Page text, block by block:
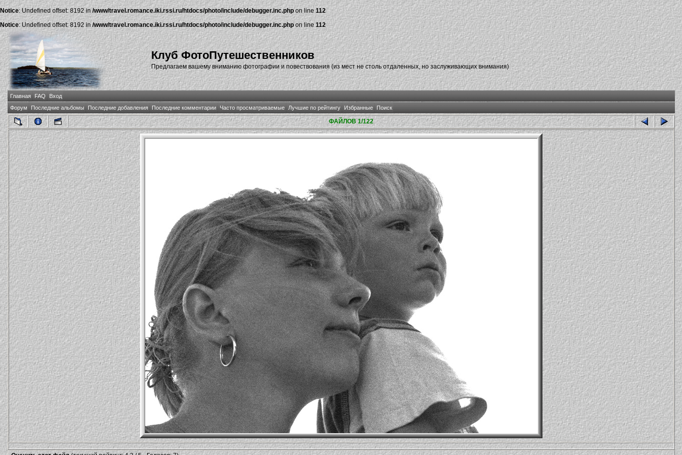
Notice: Undefined offset: 8192 in /www/travel.romance.iki.rssi.ru/htdocs/photo/include/debugger.inc.phpon line112
Notice: Undefined offset: 8192 in/www/travel.romance.iki.rssi.ru/htdocs/photo/include/debugger.inc.phpon line112
Клуб ФотоПутешественников
Предлагаем вашему вниманию фотографии и повествования (из мест не столь отдаленных, но заслуживающих внимания)
Главная FAQ
Вход
Форум
Последние альбомы Последние добавления Последние комментарии Часто просматриваемые Лучшие по рейтингу Избранные Поиск
ФАЙЛОВ 1/122